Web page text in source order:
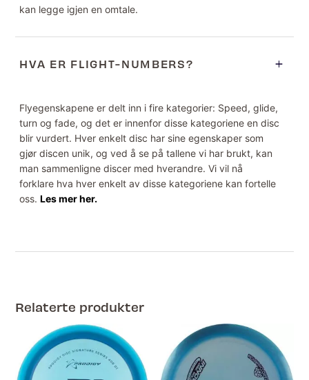
kan legge igjen en omtale.
HVA ER FLIGHT-NUMBERS?
Flyegenskapene er delt inn i fire kategorier: Speed, glide,
turn og fade, og det er innenfor disse kategoriene en disc
blir vurdert. Hver enkelt disc har sine egenskaper som
gjør discen unik, og ved å se på tallene vi har brukt, kan
man sammenligne discer med hverandre. Vi vil nå
forklare hva hver enkelt av disse kategoriene kan fortelle
oss.Les mer her.
Relaterte produkter